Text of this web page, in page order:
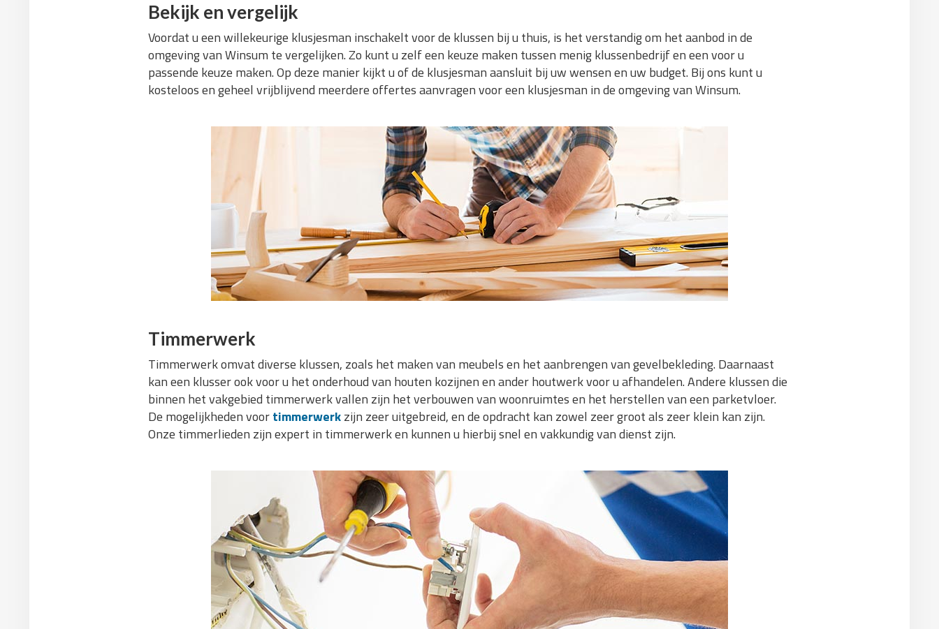
Bekijk en vergelijk
Voordat u een willekeurige klusjesman inschakelt voor de klussen bij u thuis, is het verstandig om het aanbod in de
omgeving van Winsum te vergelijken. Zo kunt u zelf een keuze maken tussen menig klussenbedrijf en een voor u
passende keuze maken. Op deze manier kijkt u of de klusjesman aansluit bij uw wensen en uw budget. Bij ons kunt u
kosteloos en geheel vrijblijvend meerdere offertes aanvragen voor een klusjesman in de omgeving van Winsum.
Timmerwerk
Timmerwerk omvat diverse klussen, zoals het maken van meubels en het aanbrengen van gevelbekleding. Daarnaast
kan een klusser ook voor u het onderhoud van houten kozijnen en ander houtwerk voor u afhandelen. Andere klussen die
binnen het vakgebied timmerwerk vallen zijn het verbouwen van woonruimtes en het herstellen van een parketvloer.
De mogelijkheden voortimmerwerkzijn zeer uitgebreid, en de opdracht kan zowel zeer groot als zeer klein kan zijn.
Onze timmerlieden zijn expert in timmerwerk en kunnen u hierbij snel en vakkundig van dienst zijn.